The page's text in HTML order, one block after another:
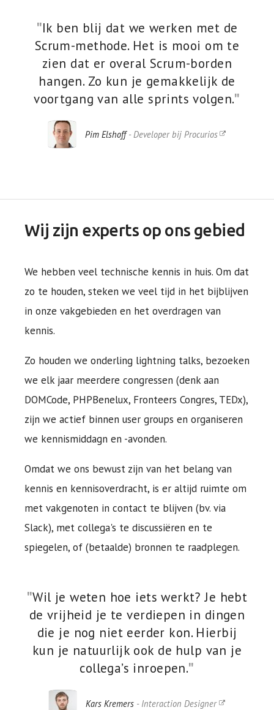
Ik ben blij dat we werken met de
Scrum-methode. Het is mooi om te
zien dat er overal Scrum-borden
hangen. Zo kun je gemakkelijk de
voortgang van alle sprints volgen.
Pim Elshoff- Developer bij Procurios
Wij zijn experts op ons gebied
We hebben veel technische kennis in huis. Om dat
zo te houden, steken we veel tijd in het bijblijven
in onze vakgebieden en het overdragen van
kennis.
Zo houden we onderling lightning talks, bezoeken
we elk jaar meerdere congressen (denk aan
DOMCode, PHPBenelux, Fronteers Congres, TEDx),
zijn we actief binnen user groups en organiseren
we kennismiddagn en -avonden.
Omdat we ons bewust zijn van het belang van
kennis en kennisoverdracht, is er altijd ruimte om
met vakgenoten in contact te blijven (bv. via
Slack), met collega's te discussiëren en te
spiegelen, of (betaalde) bronnen te raadplegen.
Wil je weten hoe iets werkt? Je hebt
de vrijheid je te verdiepen in dingen
die je nog niet eerder kon. Hierbij
kun je natuurlijk ook de hulp van je
collega’s inroepen.
Kars Kremers - Interaction Designer